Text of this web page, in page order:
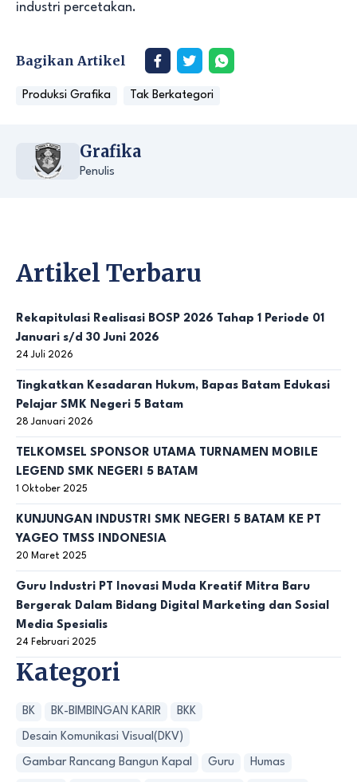
industri percetakan.
Bagikan Artikel
Produksi Grafika Tak Berkategori
Grafika
Penulis
Artikel Terbaru
Rekapitulasi Realisasi BOSP 2026 Tahap 1 Periode 01
Januari s/d 30 Juni 2026
24 Juli 2026
Tingkatkan Kesadaran Hukum, Bapas Batam Edukasi
Pelajar SMK Negeri 5 Batam
28 Januari 2026
TELKOMSEL SPONSOR UTAMA TURNAMEN MOBILE
LEGEND SMK NEGERI 5 BATAM
1 Oktober 2025
KUNJUNGAN INDUSTRI SMK NEGERI 5 BATAM KE PT
YAGEO TMSS INDONESIA
20 Maret 2025
Guru Industri PT Inovasi Muda Kreatif Mitra Baru
Bergerak Dalam Bidang Digital Marketing dan Sosial
Media Spesialis
24 Februari 2025
Kategori
BK BK-BIMBINGAN KARIR BKK
Desain Komunikasi Visual(DKV)
Gambar Rancang Bangun Kapal Guru Humas